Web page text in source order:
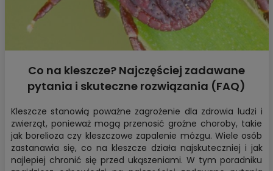
Co na kleszcze? Najczęściej zadawane
pytania i skuteczne rozwiązania (FAQ)
Kleszcze stanowią poważne zagrożenie dla zdrowia ludzi i
zwierząt, ponieważ mogą przenosić groźne choroby, takie
jak borelioza czy kleszczowe zapalenie mózgu. Wiele osób
zastanawia się, co na kleszcze działa najskuteczniej i jak
najlepiej chronić się przed ukąszeniami. W tym poradniku